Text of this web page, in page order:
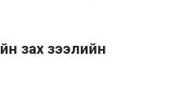
зах зээлийн